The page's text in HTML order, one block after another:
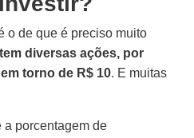
o de que é preciso muito
diversas ações, por
torno de R$ 10. E muitas
a porcentagem de